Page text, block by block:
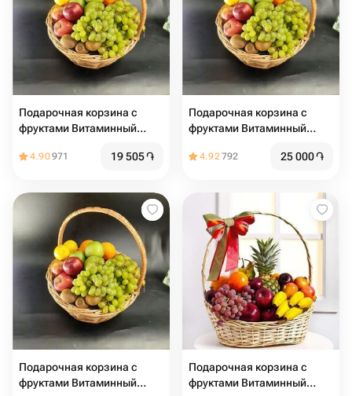
Подарочная корзина с
фруктами Витаминный
4.90971 19 505֏
Подарочная корзина с
фруктами Витаминный
4.92792 25 000֏
Подарочная корзина с
фруктами Витаминный
Подарочная корзина с
фруктами Витаминный